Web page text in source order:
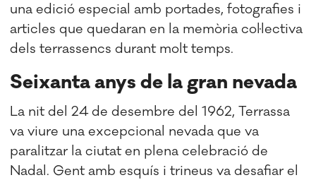
una edició especial amb portades, fotografies i
articles que quedaran en la memòria col·lectiva
dels terrassencs durant molt temps.
Seixanta anys de la gran nevada
La nit del 24 de desembre del 1962, Terrassa
va viure una excepcional nevada que va
paralitzar la ciutat en plena celebració de
Nadal. Gent amb esquís i trineus va desafiar el